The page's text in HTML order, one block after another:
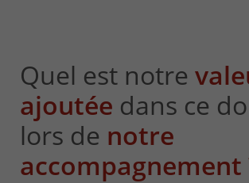
Quel est notre
ajoutée dans ce
lors de notre
accompagnement